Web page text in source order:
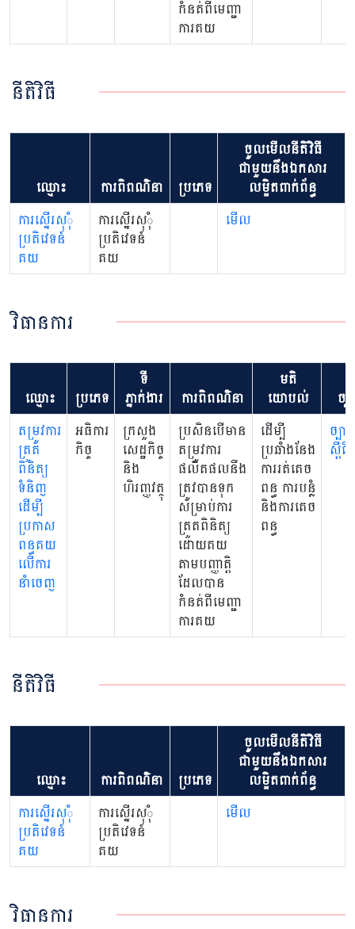
កំនត់ពីមេញ្ជា
ការគយ
នីតិវិធី
ឈ្មោះ ការពិពណ៌នា ប្រភេទ
ចូលមើលនីតិវិធី
ជាមួយនឹងឯកសារ
លម្អិតពាក់ព័ន្ធ
ការស្នើរសុុំ
ប្រតិវេទន៍
គយ
ការស្នើរសុុំ
ប្រតិវេទន៍
គយ
មើល
វិធានការ
ឈ្មោះ ប្រភេទ
ទី
ភ្នាក់ងារ
ការពិពណ៌នា
មតិ
យោបល់
ច្ប
តម្រូវការ
ត្រួត
ពិនិត្យ
ទំនិញ
ដើម្បី
ប្រកាស
ពន្ធគយ
លើការ
នាំចេញ
អធិការ
កិច្ច
ក្រសួង
សេដ្ឋកិច្ច
និង
ហិរញ្ញវត្ថុ
ប្រសិនបើមាន
តម្រូវការ
ផលិតផលនឺង
ត្រូវបានទុក
សម្រាប់ការ
ត្រួតពិនិត្យ
ដោយគយ
តាមបញ្ញាត្តិ
ដែលបាន
កំនត់ពីមេញ្ជា
ការគយ
ដើម្បី
ប្រឆាំងនែង
ការរត់គេច
ពន្ធ ការបន្លំ
និងការគេច
ពន្ធ
ច្បាប់
ស្តី
នីតិវិធី
ឈ្មោះ ការពិពណ៌នា ប្រភេទ
ចូលមើលនីតិវិធី
ជាមួយនឹងឯកសារ
លម្អិតពាក់ព័ន្ធ
ការស្នើរសុុំ
ប្រតិវេទន៍
គយ
ការស្នើរសុុំ
ប្រតិវេទន៍
គយ
មើល
វិធានការ